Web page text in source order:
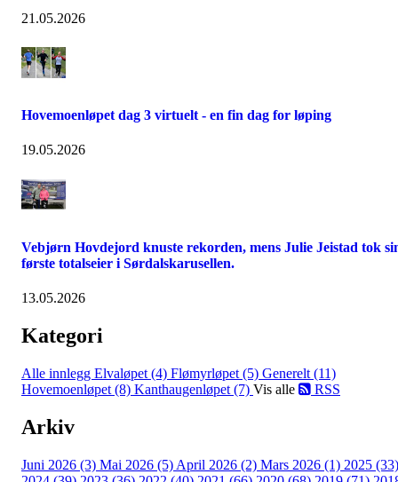
21.05.2026
Hovemoenløpet dag 3 virtuelt - en fin dag for løping
19.05.2026
Vebjørn Hovdejord knuste rekorden, mens Julie Jeistad tok
første totalseier i Sørdalskarusellen.
13.05.2026
Kategori
Alle innlegg Elvaløpet (4) Flømyrløpet (5) Generelt (11)
Hovemoenløpet (8) Kanthaugenløpet (7) Vis alle RSS
Arkiv
Juni 2026 (3) Mai 2026 (5) April 2026 (2) Mars 2026 (1) 2025 (33)